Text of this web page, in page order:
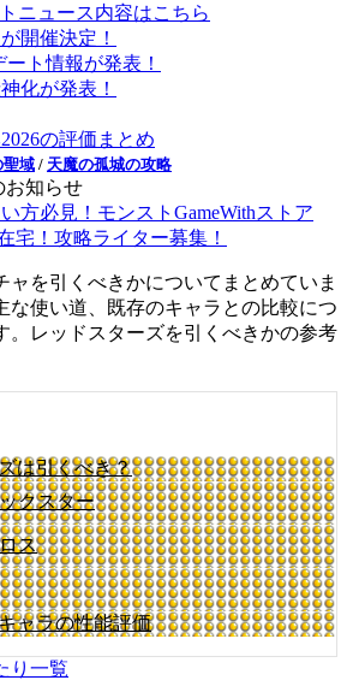
ニュース内容はこちら
開催決定！
ート情報が発表！
化が発表！
の評価まとめ
聖域 / 天魔の孤城の攻略
お知らせ
方必見！モンストGameWithストア
宅！攻略ライター募集！
ャを引くべきかについてまとめていま
な使い道、既存のキャラとの比較につ
。レッドスターズを引くべきかの参考
は引くべき？
クスター
ス
ャラの性能評価
り一覧